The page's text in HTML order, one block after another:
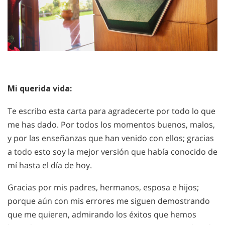
Mi querida vida:
Te escribo esta carta para agradecerte por todo lo que
me has dado. Por todos los momentos buenos, malos,
y por las enseñanzas que han venido con ellos; gracias
a todo esto soy la mejor versión que había conocido de
mí hasta el día de hoy.
Gracias por mis padres, hermanos, esposa e hijos;
porque aún con mis errores me siguen demostrando
que me quieren, admirando los éxitos que hemos